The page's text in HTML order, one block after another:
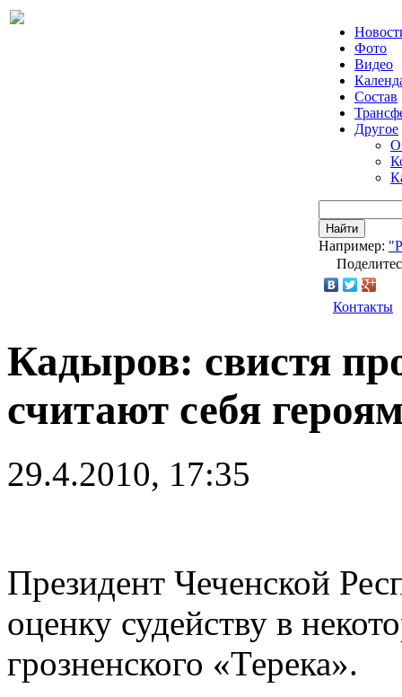
Фото
Видео
Состав
Другое
О
Найти
Например:
Контакты
Кадыров: свистя
считают себя
29.4.2010, 17:35
Президент Чеченской
оценку судейству в
грозненского «Терека».